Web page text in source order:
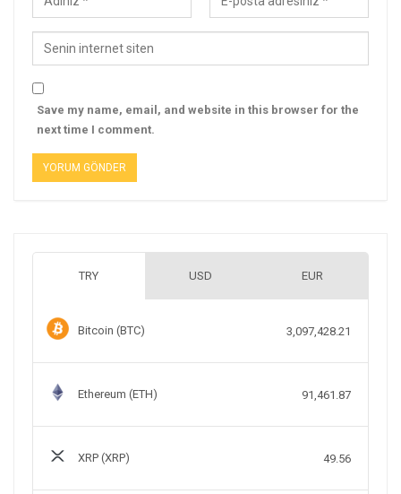
Save my name, email, and website in this browser for the
next time I comment.
TRY USD EUR
Bitcoin (BTC) 3,097,428.21
Ethereum (ETH) 91,461.87
XRP (XRP) 49.56